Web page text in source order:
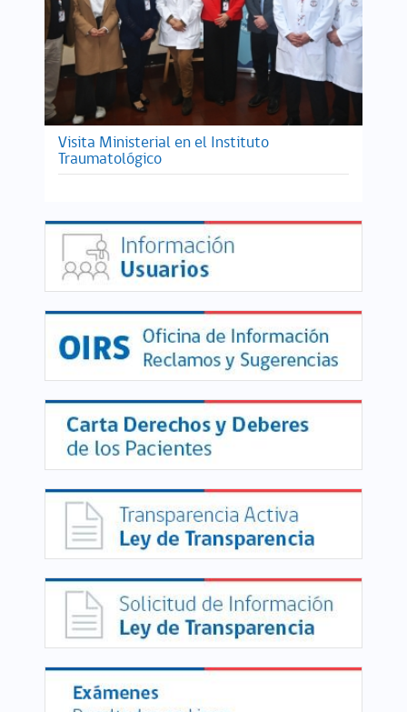
Visita Ministerial en el Instituto
Traumatológico